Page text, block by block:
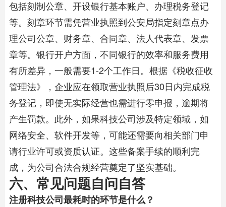
包括刻制公章、开设银行基本账户、办理税务登记
等。刻章环节需凭营业执照到公安局指定刻章点办
理公司公章、财务章、合同章、法人代表章、发票
章等。银行开户方面，不同银行的效率和服务费用
有所差异，一般需要1-2个工作日。根据《税收征收
管理法》，企业应在领取营业执照后30日内完成税
务登记，即使无实际经营也需进行零申报，逾期将
产生罚款。此外，如果科技公司涉及特定领域，如
网络安全、软件开发等，可能还需要向相关部门申
请行业许可或资质认证。这些备案手续的顺利完
成，为公司合法合规经营奠定了坚实基础。
六、常见问题自问自答
​注册科技公司最耗时的环节是什么？​